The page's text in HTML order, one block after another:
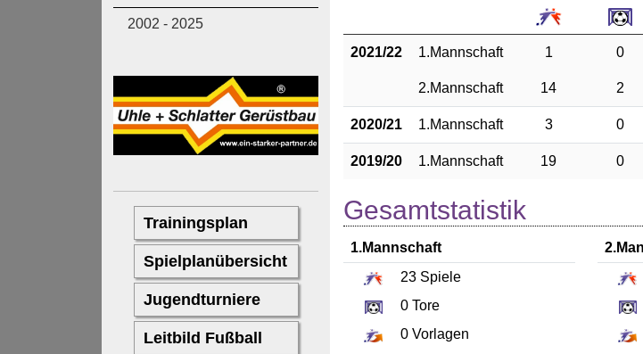
2002 - 2025
2021/22 1.Mannschaft 1 0
2.Mannschaft 14 2
2020/21 1.Mannschaft 3 0
2019/20 1.Mannschaft 19 0
Gesamtstatistik
1.Mannschaft
23 Spiele
0 Tore
0 Vorlagen